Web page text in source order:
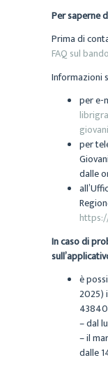
Per saperne
Prima di
FAQ sul bando
Informazioni
per e-
per
dalle
In caso di
è
2025)
– dal
– il
dalle